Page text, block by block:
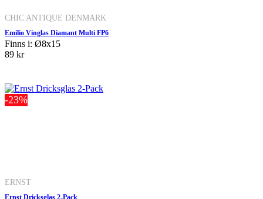
CHIC ANTIQUE DENMARK
Emilio Vinglas Diamant Multi FP6
Finns i: Ø8x15
89 kr
-23%
ERNST